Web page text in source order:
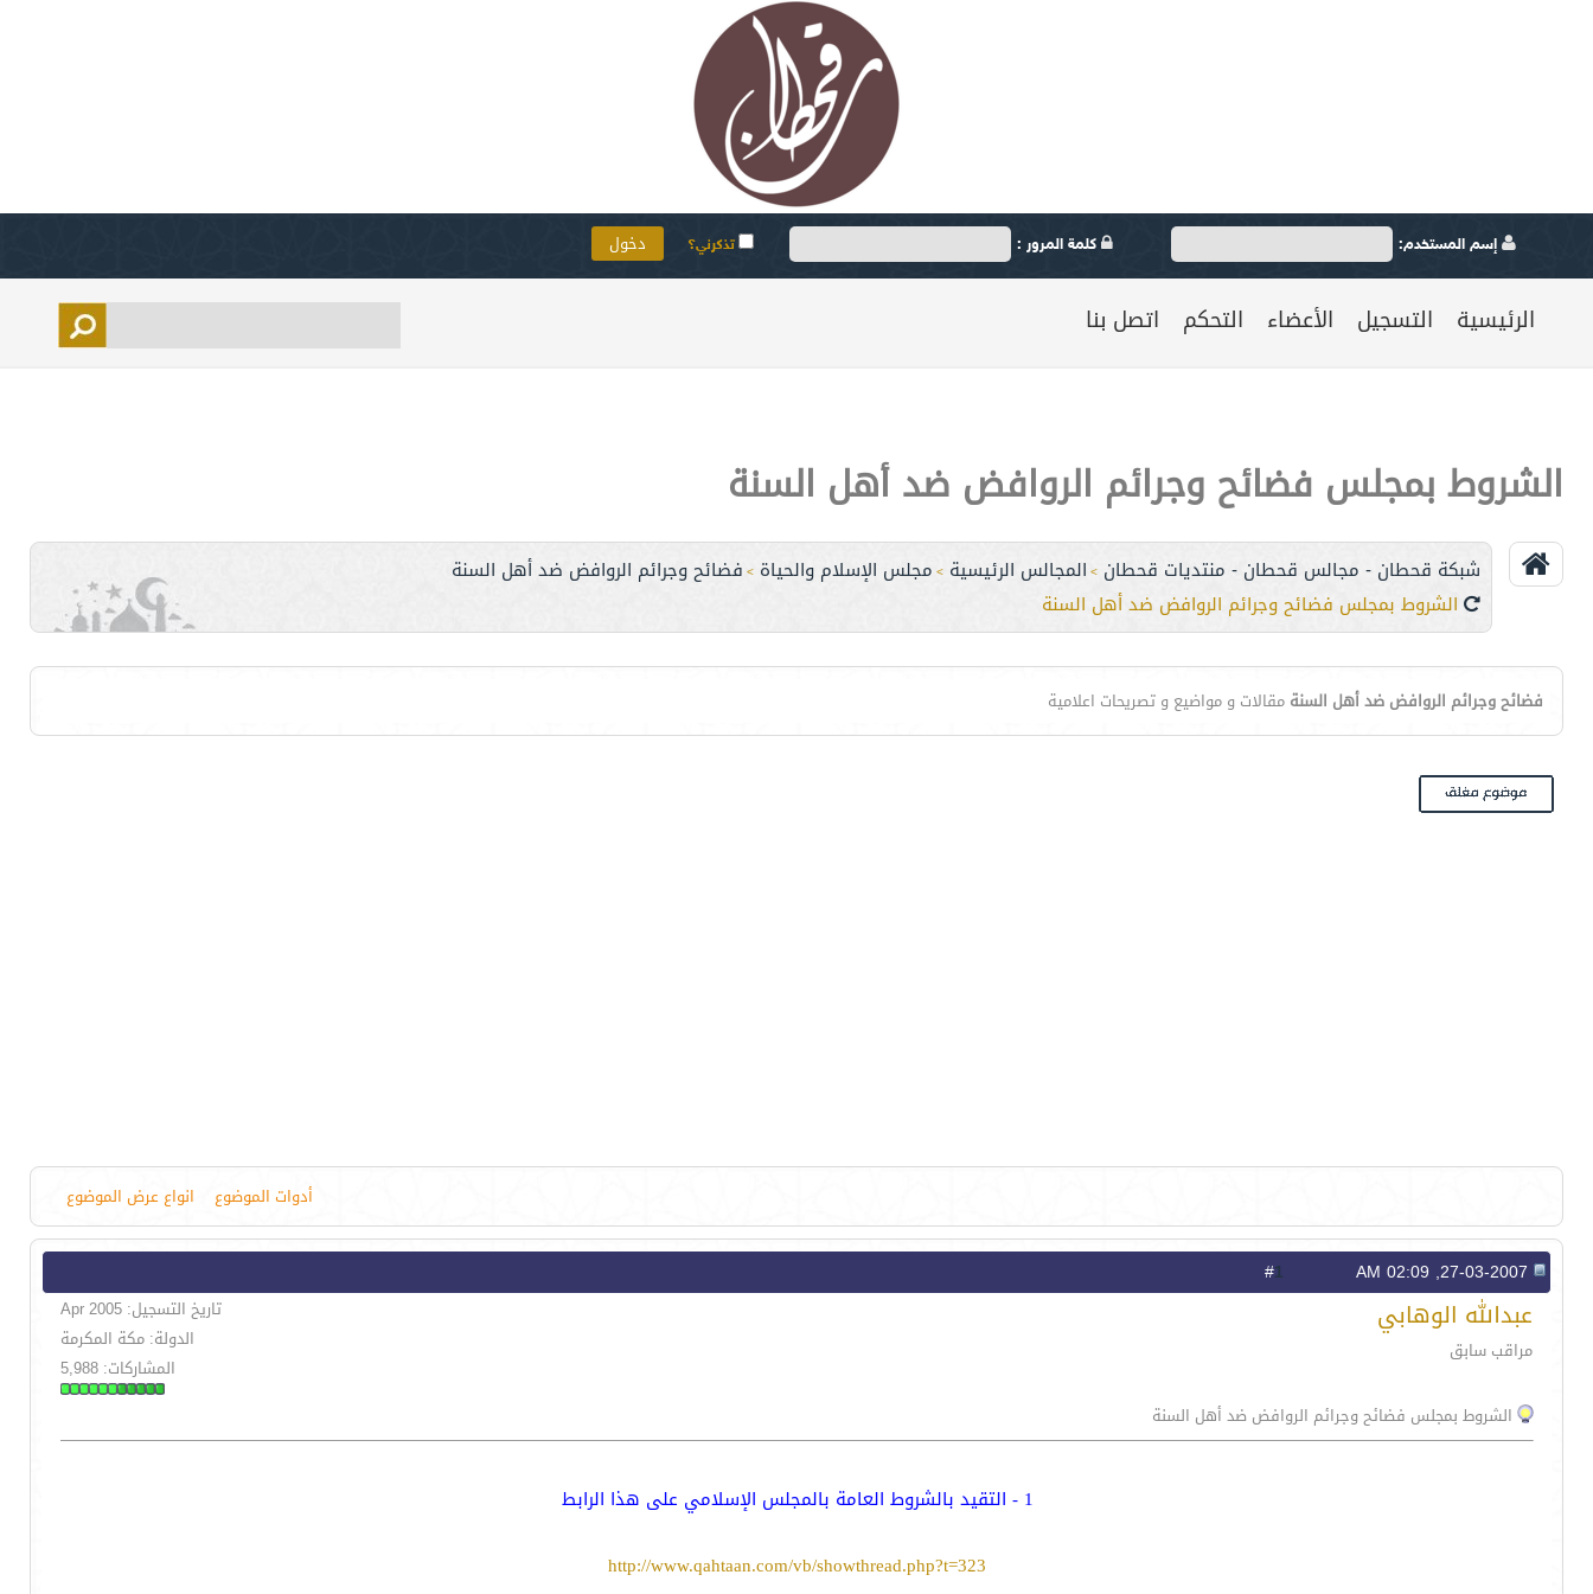
إسم المستخدم: كلمة المرور : تذكرني؟
الرئيسية التسجيل الأعضاء التحكم اتصل بنا
الشروط بمجلس فضائح وجرائم الروافض ضد أهل السنة
شبكة قحطان - مجالس قحطان - منتديات قحطان > المجالس الرئيسية > مجلس الإسلام والحياة > فضائح وجرائم الروافض ضد أهل السنة
الشروط بمجلس فضائح وجرائم الروافض ضد أهل السنة
فضائح وجرائم الروافض ضد أهل السنة مقالات و مواضيع و تصريحات اعلامية
أدوات الموضوع انواع عرض الموضوع
1
عبدالله الوهابي
مراقب سابق
تاريخ التسجيل: Apr 2005
الدولة: مكة المكرمة
المشاركات: 5,988
الشروط بمجلس فضائح وجرائم الروافض ضد أهل السنة
1 - التقيد بالشروط العامة بالمجلس الإسلامي على هذا الرابط
http://www.qahtaan.com/vb/showthread.php?t=323